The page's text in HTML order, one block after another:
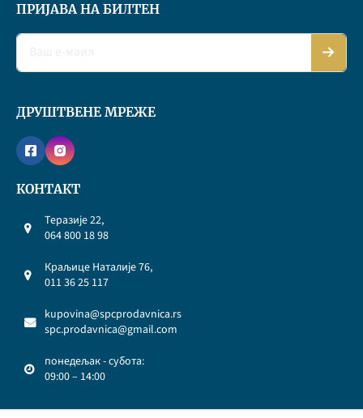
ПРИЈАВА НА БИЛТЕН
ДРУШТВЕНЕ МРЕЖЕ
КОНТАКТ
Теразије 22,
064 800 18 98
Краљице Наталије 76,
011 36 25 117
kupovina@spcprodavnica.rs
spc.prodavnica@gmail.com
понедељак - субота:
09:00 – 14:00